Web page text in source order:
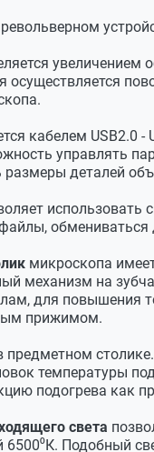
увеличением
осуществляется
кабелем USB2.0
управлять
деталей
микроскопа
механизм на
для
прижимом.
предметном
температуры
подогрева как
света
6500⁰К. Подобный
6500⁰К
CMOS 3Мр
1/2.7“
2.2 х 2.2
2048 x
1920 x
1920 x
Авто, с
2х*